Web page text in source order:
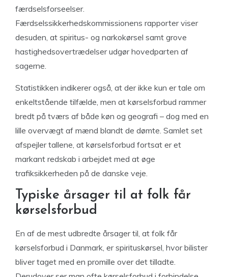
færdselsforseelser.
Færdselssikkerhedskommissionens rapporter viser
desuden, at spiritus- og narkokørsel samt grove
hastighedsovertrædelser udgør hovedparten af
sagerne.
Statistikken indikerer også, at der ikke kun er tale om
enkeltstående tilfælde, men at kørselsforbud rammer
bredt på tværs af både køn og geografi – dog med en
lille overvægt af mænd blandt de dømte. Samlet set
afspejler tallene, at kørselsforbud fortsat er et
markant redskab i arbejdet med at øge
trafiksikkerheden på de danske veje.
Typiske årsager til at folk får
kørselsforbud
En af de mest udbredte årsager til, at folk får
kørselsforbud i Danmark, er spirituskørsel, hvor bilister
bliver taget med en promille over det tilladte.